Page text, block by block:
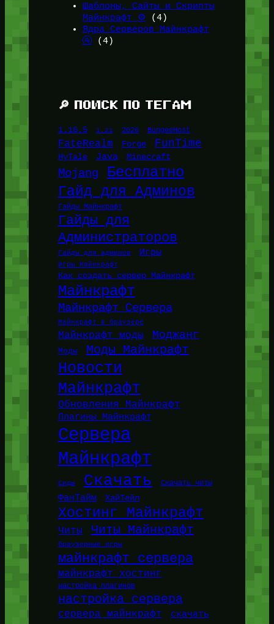
Шаблоны, Сайты и Скрипты
Майнкрафт ⚙️ (4)
Ядра Серверов Майнкрафт
🚰(4)
🔎 ПОИСК ПО ТЕГАМ
1.16.5 1.21 2026 BungeeHost
FateRealm Forge FunTime
HyTale Java Minecraft
Mojang Бесплатно
Гайд для Админов
Гайды Майнкрафт
Гайды для
Администраторов
Гайды для админов Игры
Игры Майнкрафт
Как создать сервер Майнкрафт
Майнкрафт
Майнкрафт Сервера
Майнкрафт в браузере
Майнкрафт моды Моджанг
Моды Моды Майнкрафт
Новости
Майнкрафт
Обновления Майнкрафт
Плагины Майнкрафт
Сервера
Майнкрафт
Сиды Скачать Скачать читы
ФанТайм ХайТейл
Хостинг Майнкрафт
Читы Читы Майнкрафт
браузерные игры
майнкрафт сервера
майнкрафт хостинг
настройка плагинов
настройка сервера
сервера майнкрафт скачать